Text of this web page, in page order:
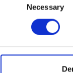
Necessary